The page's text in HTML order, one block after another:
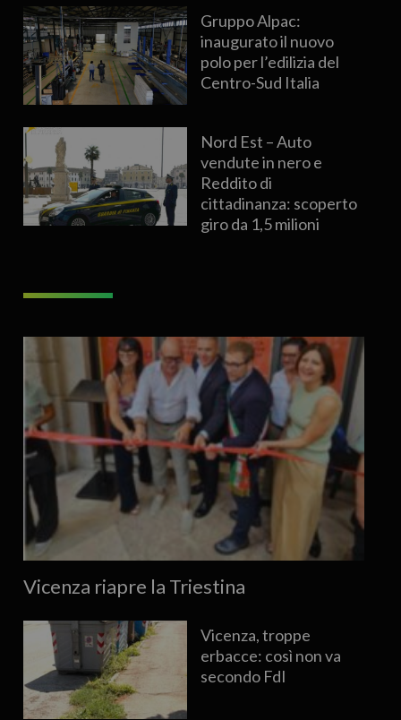
Gruppo Alpac:
inaugurato il nuovo
polo per l’edilizia del
Centro-Sud Italia
Nord Est – Auto
vendute in nero e
Reddito di
cittadinanza: scoperto
giro da 1,5 milioni
Vicenza riapre la Triestina
Vicenza, troppe
erbacce: così non va
secondo FdI